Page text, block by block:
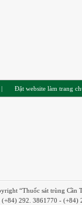
| Đặt website làm trang
“Thuốc sát trùng Cần
(+84) 292. 3861770 - (+84)